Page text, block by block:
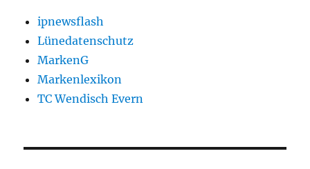
ipnewsflash
Lünedatenschutz
MarkenG
Markenlexikon
TC Wendisch Evern